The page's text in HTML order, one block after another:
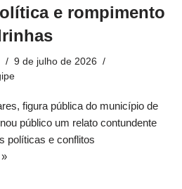
e rompimento
9 de julho de 2026
figura pública do município de
público um relato contundente
políticas e conflitos